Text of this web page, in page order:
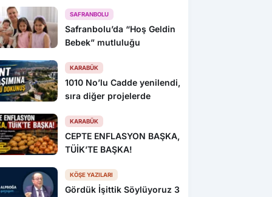
SAFRANBOLU
Safranbolu’da “Hoş Geldin
Bebek” mutluluğu
KARABÜK
1010 No’lu Cadde yenilendi,
sıra diğer projelerde
KARABÜK
CEPTE ENFLASYON BAŞKA,
TÜİK’TE BAŞKA!
KÖŞE YAZILARI
Gördük İşittik Söylüyoruz 3